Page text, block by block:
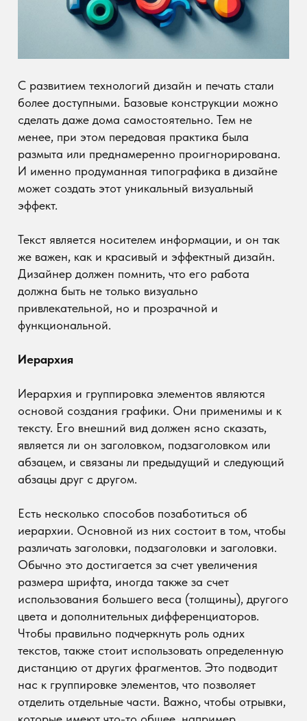
более доступными. Базовые конструкции можно
сделать даже дома самостоятельно. Тем не
менее, при этом передовая практика была
размыта или преднамеренно проигнорирована.
И именно продуманная типографика в дизайне
эффект.
Текст является носителем информации, и он так
же важен, как и красивый и эффектный дизайн.
Дизайнер должен помнить, что его работа
должна быть не только визуально
привлекательной, но и прозрачной и
функциональной.
Иерархия
основой создания графики. Они применимы и к
тексту. Его внешний вид должен ясно сказать,
является ли он заголовком, подзаголовком или
абзацем, и связаны ли предыдущий и следующий
абзацы друг с другом.
Есть несколько способов позаботиться об
иерархии. Основной из них состоит в том, чтобы
Обычно это достигается за счет увеличения
размера шрифта, иногда также за счет
цвета и дополнительных дифференциаторов.
Чтобы правильно подчеркнуть роль одних
текстов, также стоит использовать определенную
дистанцию от других фрагментов. Это подводит
нас к группировке элементов, что позволяет
отделить отдельные части. Важно, чтобы отрывки,
которые имеют что-то общее, например,
заголовок следующего абзаца, были достаточно
свободно соединить.
Размер и начертание шрифта
Выбор гарнитуры и размера шрифта часто
является одним из первых решений при
разработке дизайна. Однако на что стоит
обратить внимание, чтобы принять правильное
решение в этом отношении?
Важнейший критерий — разборчивость. Но что
это означает на практике? Дело в том, что
удобство чтения текста должно стоять выше
наших личных вкусов. Именно для этого и
созданы шрифты — для комфортного
использования получателями.